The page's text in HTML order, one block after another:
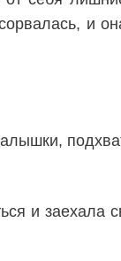
и
и заехала